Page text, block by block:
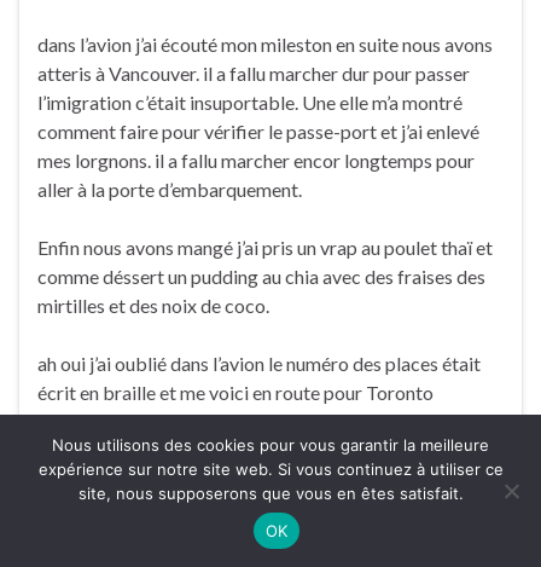
dans l’avion j’ai écouté mon mileston en suite nous avons
atteris à Vancouver. il a fallu marcher dur pour passer
l’imigration c’était insuportable. Une elle m’a montré
comment faire pour vérifier le passe-port et j’ai enlevé
mes lorgnons. il a fallu marcher encor longtemps pour
aller à la porte d’embarquement.
Enfin nous avons mangé j’ai pris un vrap au poulet thaï et
comme déssert un pudding au chia avec des fraises des
mirtilles et des noix de coco.
ah oui j’ai oublié dans l’avion le numéro des places était
écrit en braille et me voici en route pour Toronto
et toi maman elle que fais-tu à Lille est ce que tu as vu
Vicki je meurre d’envie de la voir et vous les copains du
foyer ça va pour vous et toi Tatalie quand viendras-tu à
Lille je vous embrasse comme je vous aime
Nous utilisons des cookies pour vous garantir la meilleure
expérience sur notre site web. Si vous continuez à utiliser ce
site, nous supposerons que vous en êtes satisfait.
OK